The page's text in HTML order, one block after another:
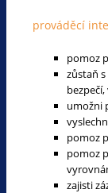
prováděcí
pomoz
zůstaň
umožni
pomoz
pomoz
zajisti